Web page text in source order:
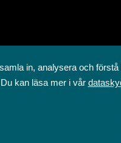
in, analysera och
kan läsa mer i vår